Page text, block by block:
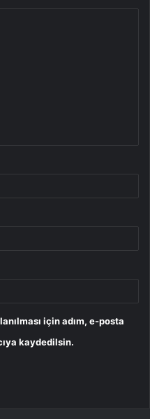
için adım, e-posta
kaydedilsin.